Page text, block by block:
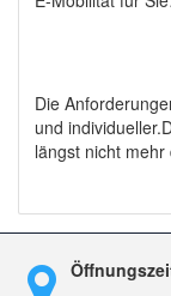
Die
und
längst nicht